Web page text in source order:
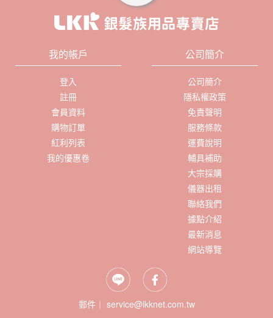
我的帳戶
登入
註冊
會員資料
購物訂單
紅利列表
我的優惠卷
公司簡介
公司簡介
隱私權政策
免責聲明
服務條款
運費說明
輔具補助
大宗採購
儀器出租
聯絡我們
據點介紹
最新消息
網站導覽
郵件｜ service@lkknet.com.tw